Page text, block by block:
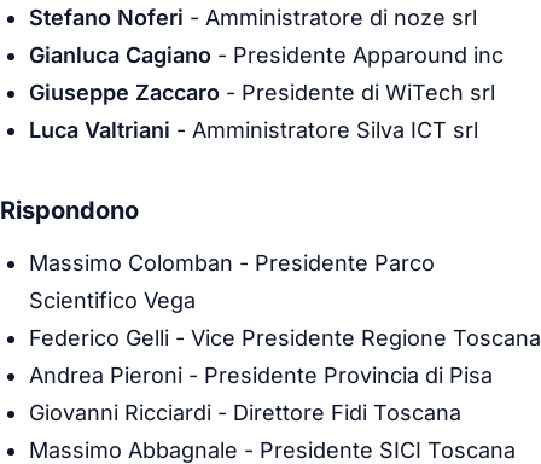
Stefano Noferi - Amministratore di noze srl
Gianluca Cagiano - Presidente Apparound inc
Giuseppe Zaccaro - Presidente di WiTech srl
Luca Valtriani - Amministratore Silva ICT srl
Rispondono
Massimo Colomban - Presidente Parco
Scientifico Vega
Federico Gelli - Vice Presidente Regione Toscana
Andrea Pieroni - Presidente Provincia di Pisa
Giovanni Ricciardi - Direttore Fidi Toscana
Massimo Abbagnale - Presidente SICI Toscana